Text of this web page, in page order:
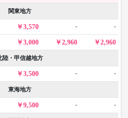
関東地方
3,570 - -
3,000 2,960 2,960
陸・甲信越地方
3,500 - -
東海地方
9,500 - -